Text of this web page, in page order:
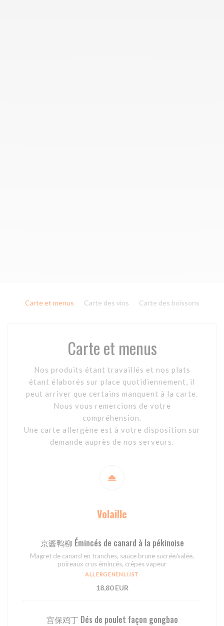
Carte et menus Carte des vins Carte des boissons
Carte et menus
Nos produits étant travaillés et nos plats
étant élaborés sur place quotidiennement, il
peut arriver que certains manquent à la carte.
Nous vous remercions de votre
compréhension.
Une carte allergène est à votre disposition sur
demande auprès de nos serveurs.
Volaille
京酱鸭柳 Émincés de canard à la pékinoise
Magret de canard en tranches, sauce brune sucrée/salée,
poireaux crus émincés, crêpes vapeur
ALLERGENENLIJST
18,80 EUR
宫保鸡丁 Dés de poulet façon gongbao